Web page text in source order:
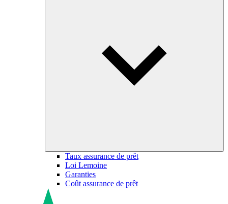
Taux assurance de prêt
Loi Lemoine
Garanties
Coût assurance de prêt